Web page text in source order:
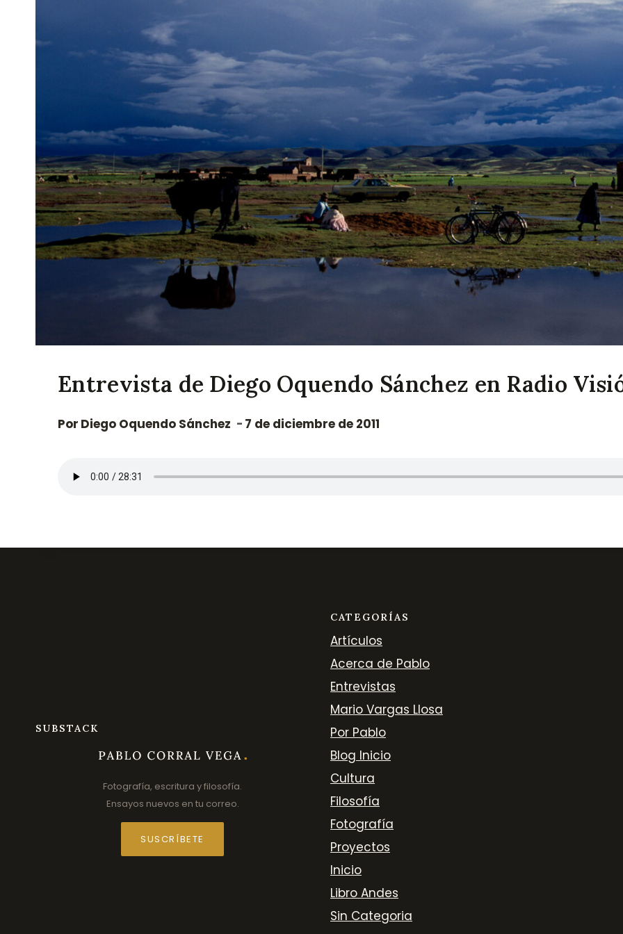
Entrevista de Diego Oquendo Sánchez en Radio
Por Diego Oquendo Sánchez 7 de diciembre de 2011
SUBSTACK
Fotografía, escritura y filosofía.
Ensayos nuevos en tu correo.
SUSCRÍBETE
CATEGORÍAS
Artículos
Acerca de Pablo
Entrevistas
Mario Vargas Llosa
Por Pablo
Blog Inicio
Cultura
Filosofía
Fotografía
Proyectos
Inicio
Libro Andes
Sin Categoria